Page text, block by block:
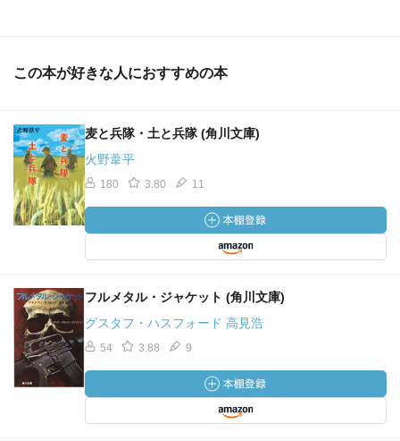
この本が好きな人におすすめの本
麦と兵隊・土と兵隊 (角川文庫)
火野葦平
180 3.80 11
フルメタル・ジャケット (角川文庫)
グスタフ・ハスフォード 高見浩
54 3.88 9